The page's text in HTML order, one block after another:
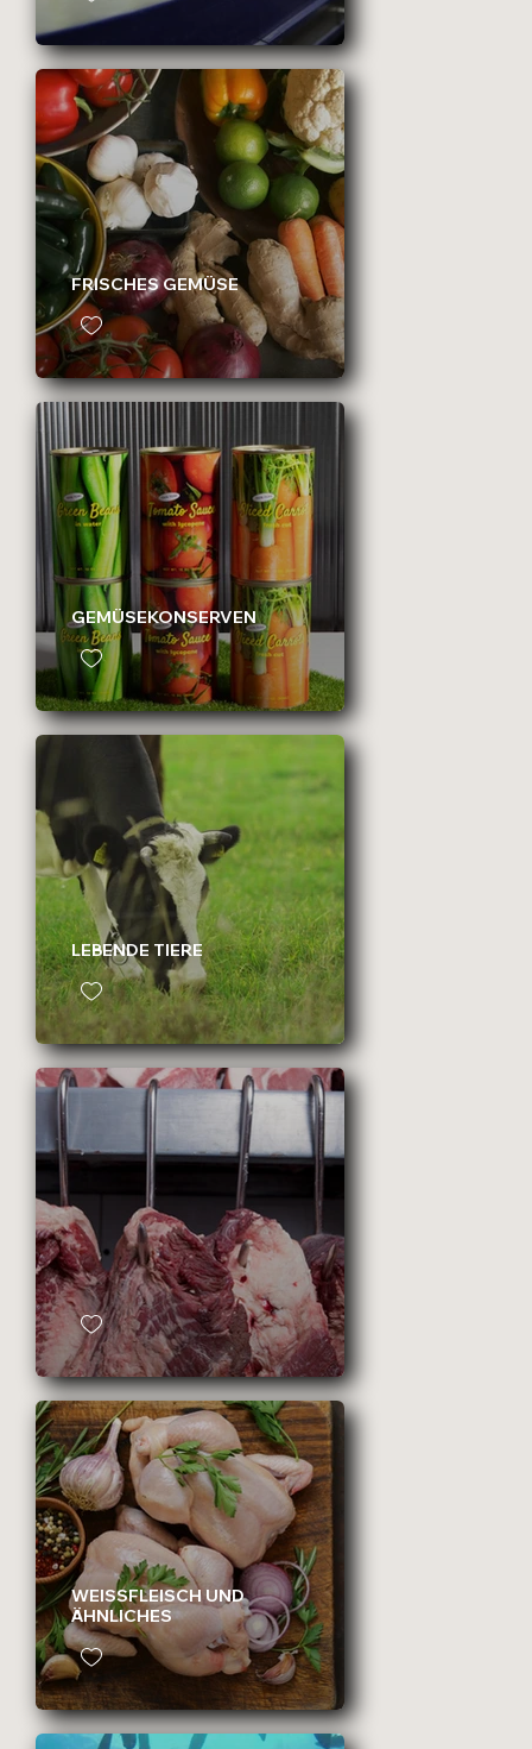
FRISCHES GEMÜSE
GEMÜSEKONSERVEN
LEBENDE TIERE
WEISSFLEISCH UND
ÄHNLICHES